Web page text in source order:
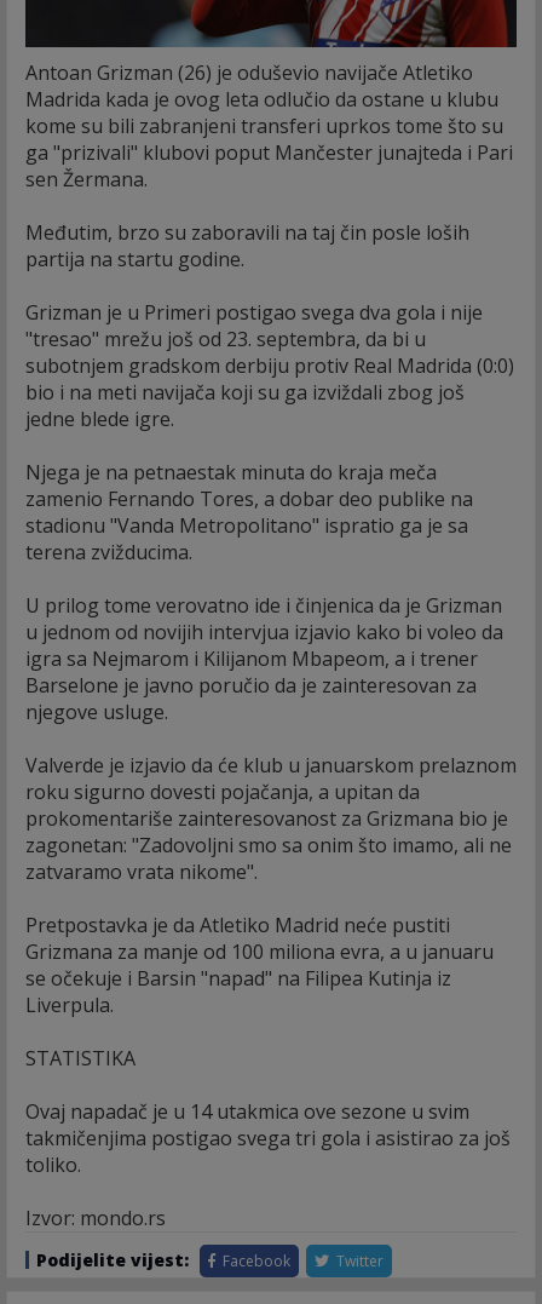
Antoan Grizman (26) je oduševio navijače Atletiko
Madrida kada je ovog leta odlučio da ostane u klubu
kome su bili zabranjeni transferi uprkos tome što su
ga "prizivali" klubovi poput Mančester junajteda i Pari
sen Žermana.
Međutim, brzo su zaboravili na taj čin posle loših
partija na startu godine.
Grizman je u Primeri postigao svega dva gola i nije
"tresao" mrežu još od 23. septembra, da bi u
subotnjem gradskom derbiju protiv Real Madrida (0:0)
bio i na meti navijača koji su ga izviždali zbog još
jedne blede igre.
Njega je na petnaestak minuta do kraja meča
zamenio Fernando Tores, a dobar deo publike na
stadionu "Vanda Metropolitano" ispratio ga je sa
terena zvižducima.
U prilog tome verovatno ide i činjenica da je Grizman
u jednom od novijih intervjua izjavio kako bi voleo da
igra sa Nejmarom i Kilijanom Mbapeom, a i trener
Barselone je javno poručio da je zainteresovan za
njegove usluge.
Valverde je izjavio da će klub u januarskom prelaznom
roku sigurno dovesti pojačanja, a upitan da
prokomentariše zainteresovanost za Grizmana bio je
zagonetan: "Zadovoljni smo sa onim što imamo, ali ne
zatvaramo vrata nikome".
Pretpostavka je da Atletiko Madrid neće pustiti
Grizmana za manje od 100 miliona evra, a u januaru
se očekuje i Barsin "napad" na Filipea Kutinja iz
Liverpula.
STATISTIKA
Ovaj napadač je u 14 utakmica ove sezone u svim
takmičenjima postigao svega tri gola i asistirao za još
toliko.
Izvor: mondo.rs
Podijelite vijest: Facebook Twitter